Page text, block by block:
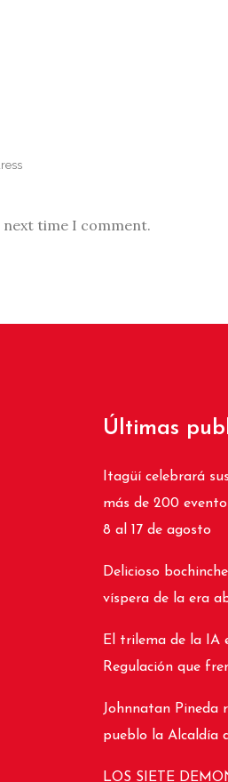
next time I comment.
Últimas
Itagüí celebrará
más de 200
8 al 17 de agosto
Delicioso
víspera de la era
El trilema de la IA
Regulación que
Johnnatan Pineda
pueblo la Alcaldía
LOS SIETE